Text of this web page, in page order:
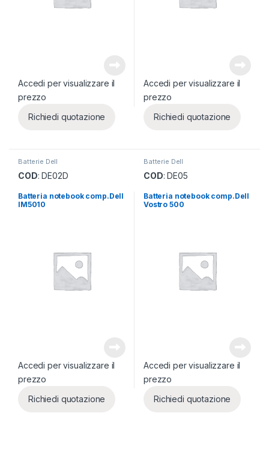
Accedi per visualizzare il
prezzo
Richiedi quotazione
Accedi per visualizzare il
prezzo
Richiedi quotazione
Batterie Dell
COD: DE02D
Batteria notebook comp.Dell
IM5010
Accedi per visualizzare il
prezzo
Richiedi quotazione
Batterie Dell
COD: DE05
Batteria notebook comp.Dell
Vostro 500
Accedi per visualizzare il
prezzo
Richiedi quotazione